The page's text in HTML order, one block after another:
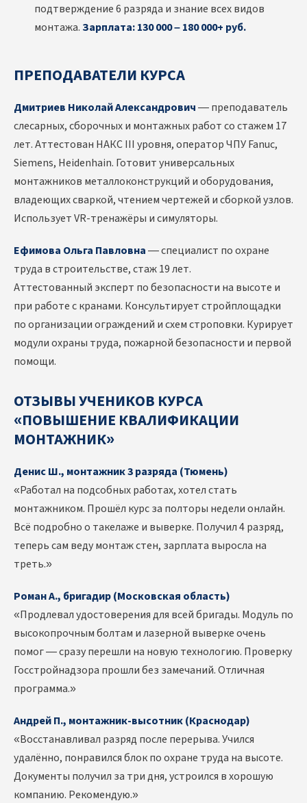
подтверждение 6 разряда и знание всех видов
монтажа. Зарплата: 130 000 – 180 000+ руб.
ПРЕПОДАВАТЕЛИ КУРСА
Дмитриев Николай Александрович— преподаватель
слесарных, сборочных и монтажных работ со стажем 17
лет. Аттестован НАКС III уровня, оператор ЧПУ Fanuc,
Siemens, Heidenhain. Готовит универсальных
монтажников металлоконструкций и оборудования,
владеющих сваркой, чтением чертежей и сборкой узлов.
Использует VR-тренажёры и симуляторы.
Ефимова Ольга Павловна— специалист по охране
труда в строительстве, стаж 19 лет.
Аттестованный эксперт по безопасности на высоте и
при работе с кранами. Консультирует стройплощадки
по организации ограждений и схем строповки. Курирует
модули охраны труда, пожарной безопасности и первой
помощи.
ОТЗЫВЫ УЧЕНИКОВ КУРСА
«ПОВЫШЕНИЕ КВАЛИФИКАЦИИ
МОНТАЖНИК»
Денис Ш., монтажник 3 разряда (Тюмень)
«Работал на подсобных работах, хотел стать
монтажником. Прошёл курс за полторы недели онлайн.
Всё подробно о такелаже и выверке. Получил 4 разряд,
теперь сам веду монтаж стен, зарплата выросла на
треть.»
Роман А., бригадир (Московская область)
«Продлевал удостоверения для всей бригады. Модуль по
высокопрочным болтам и лазерной выверке очень
помог — сразу перешли на новую технологию. Проверку
Госстройнадзора прошли без замечаний. Отличная
программа.»
Андрей П., монтажник-высотник (Краснодар)
«Восстанавливал разряд после перерыва. Учился
удалённо, понравился блок по охране труда на высоте.
Документы получил за три дня, устроился в хорошую
компанию. Рекомендую.»